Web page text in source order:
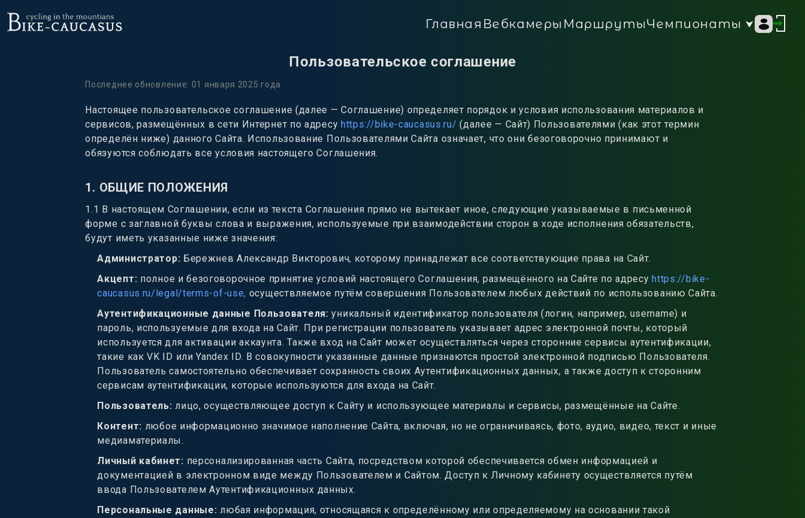
Главная Вебкамеры МаршрутыЧемпионаты
Пользовательское соглашение
Последнее обновление: 01 января 2025 года
Настоящее пользовательское соглашение (далее — Соглашение) определяет порядок и условия использования материалов и
сервисов, размещённых в сети Интернет по адресу https://bike-caucasus.ru/ (далее — Сайт) Пользователями (как этот термин
определён ниже) данного Сайта. Использование Пользователями Сайта означает, что они безоговорочно принимают и
обязуются соблюдать все условия настоящего Соглашения.
1. ОБЩИЕ ПОЛОЖЕНИЯ
1.1 В настоящем Соглашении, если из текста Соглашения прямо не вытекает иное, следующие указываемые в письменной
форме с заглавной буквы слова и выражения, используемые при взаимодействии сторон в ходе исполнения обязательств,
будут иметь указанные ниже значения:
Администратор: Бережнев Александр Викторович, которому принадлежат все соответствующие права на Сайт.
Акцепт: полное и безоговорочное принятие условий настоящего Соглашения, размещённого на Сайте по адресуhttps://bike-
caucasus.ru/legal/terms-of-use, осуществляемое путём совершения Пользователем любых действий по использованию Сайта.
Аутентификационные данные Пользователя: уникальный идентификатор пользователя (логин, например, username) и
пароль, используемые для входа на Сайт. При регистрации пользователь указывает адрес электронной почты, который
используется для активации аккаунта. Также вход на Сайт может осуществляться через сторонние сервисы аутентификации,
такие как VK ID или Yandex ID. В совокупности указанные данные признаются простой электронной подписью Пользователя.
Пользователь самостоятельно обеспечивает сохранность своих Аутентификационных данных, а также доступ к сторонним
сервисам аутентификации, которые используются для входа на Сайт.
Пользователь: лицо, осуществляющее доступ к Сайту и использующее материалы и сервисы, размещённые на Сайте.
Контент: любое информационно значимое наполнение Сайта, включая, но не ограничиваясь, фото, аудио, видео, текст и иные
медиаматериалы.
Личный кабинет: персонализированная часть Сайта, посредством которой обеспечивается обмен информацией и
документацией в электронном виде между Пользователем и Сайтом. Доступ к Личному кабинету осуществляется путём
ввода Пользователем Аутентификационных данных.
Персональные данные: любая информация, относящаяся к определённому или определяемому на основании такой